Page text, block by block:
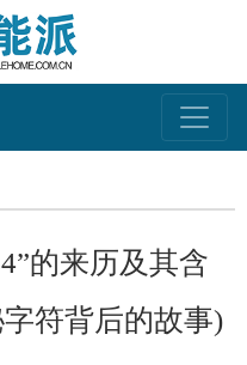
的来历及其含
符背后的故事)